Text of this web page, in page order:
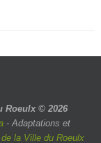
Roeulx © 2026
- Adaptations et
la Ville du Roeulx